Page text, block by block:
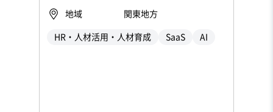
地域 関東地方
HR・人材活用・人材育成 SaaS AI